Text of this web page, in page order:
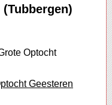
Optocht
Geesteren